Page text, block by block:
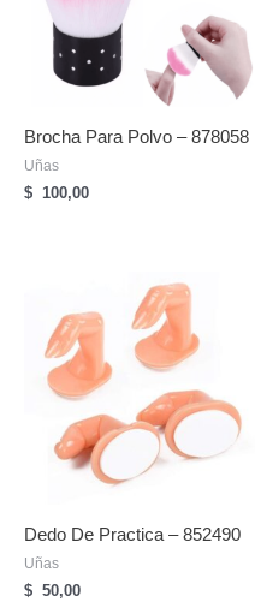
Brocha Para Polvo – 878058
Uñas
$ 100,00
Dedo De Practica – 852490
Uñas
$ 50,00